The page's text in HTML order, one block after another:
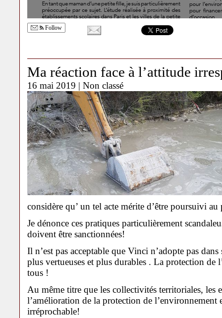
Follow
Ma réaction face à l’attitude
16 mai 2019 | Non classé
considère qu’ un tel acte mérite d’être poursuivi au
Je dénonce ces pratiques particulièrement
doivent être sanctionnées!
Il n’est pas acceptable que Vinci n’adopte pas
plus vertueuses et plus durables . La protection de
tous !
Au même titre que les collectivités territoriales, les
l’amélioration de la protection de l’environnement
irréprochable!